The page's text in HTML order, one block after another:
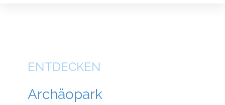
ENTDECKEN
Archäopark